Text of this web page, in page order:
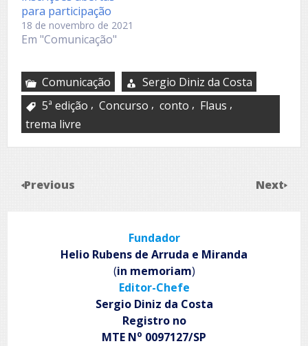
para participação
18 de novembro de 2021
Em "Comunicação"
Comunicação
Sergio Diniz da Costa
5ª edição , Concurso , conto , Flaus ,
trema livre
Previous Next
Fundador
Helio Rubens de Arruda e Miranda
(in memoriam)
Editor-Chefe
Sergio Diniz da Costa
Registro no
MTE No 0097127/SP